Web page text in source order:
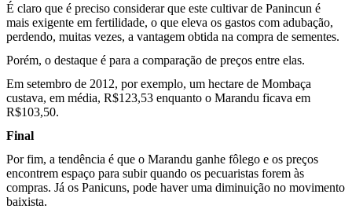
É claro que é preciso considerar que este cultivar de Panincun é
mais exigente em fertilidade, o que eleva os gastos com adubação,
perdendo, muitas vezes, a vantagem obtida na compra de sementes.
Porém, o destaque é para a comparação de preços entre elas.
Em setembro de 2012, por exemplo, um hectare de Mombaça
custava, em média, R$123,53 enquanto o Marandu ficava em
R$103,50.
Final
Por fim, a tendência é que o Marandu ganhe fôlego e os preços
encontrem espaço para subir quando os pecuaristas forem às
compras. Já os Panicuns, pode haver uma diminuição no movimento
baixista.